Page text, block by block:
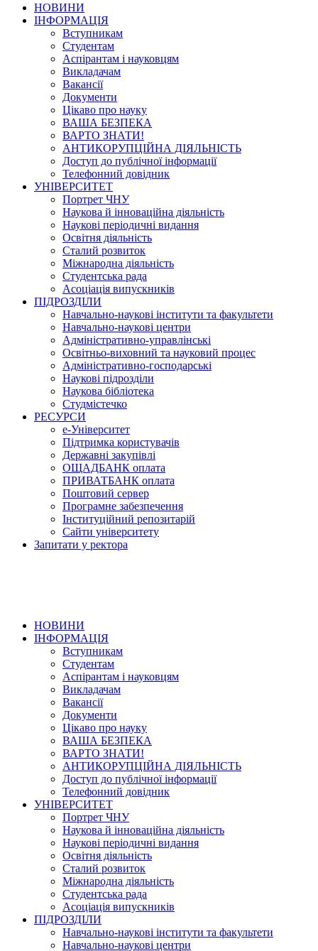
НОВИНИ
ІНФОРМАЦІЯ
Вступникам
Студентам
Аспірантам і науковцям
Викладачам
Вакансії
Документи
Цікаво про науку
ВАША БЕЗПЕКА
ВАРТО ЗНАТИ!
АНТИКОРУПЦІЙНА ДІЯЛЬНІСТЬ
Доступ до публічної інформації
Телефонний довідник
УНІВЕРСИТЕТ
Портрет ЧНУ
Наукова й інноваційна діяльність
Наукові періодичні видання
Освітня діяльність
Сталий розвиток
Міжнародна діяльність
Студентська рада
Асоціація випускників
ПІДРОЗДІЛИ
Навчально-наукові інститути та факультети
Навчально-наукові центри
Адміністративно-управлінські
Освітньо-виховний та науковий процес
Адміністративно-господарські
Наукові підрозділи
Наукова бібліотека
Студмістечко
РЕСУРСИ
е-Університет
Підтримка користувачів
Державні закупівлі
ОЩАДБАНК оплата
ПРИВАТБАНК оплата
Поштовий сервер
Програмне забезпечення
Інституційний репозитарій
Сайти університету
Запитати у ректора
НОВИНИ
ІНФОРМАЦІЯ
Вступникам
Студентам
Аспірантам і науковцям
Викладачам
Вакансії
Документи
Цікаво про науку
ВАША БЕЗПЕКА
ВАРТО ЗНАТИ!
АНТИКОРУПЦІЙНА ДІЯЛЬНІСТЬ
Доступ до публічної інформації
Телефонний довідник
УНІВЕРСИТЕТ
Портрет ЧНУ
Наукова й інноваційна діяльність
Наукові періодичні видання
Освітня діяльність
Сталий розвиток
Міжнародна діяльність
Студентська рада
Асоціація випускників
ПІДРОЗДІЛИ
Навчально-наукові інститути та факультети
Навчально-наукові центри